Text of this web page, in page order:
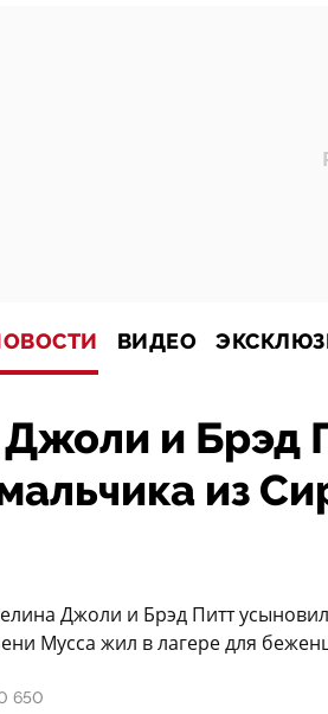
ВИДЕО
и Брэд
из
Джоли и Брэд Питт
Мусса жил в лагере для
650